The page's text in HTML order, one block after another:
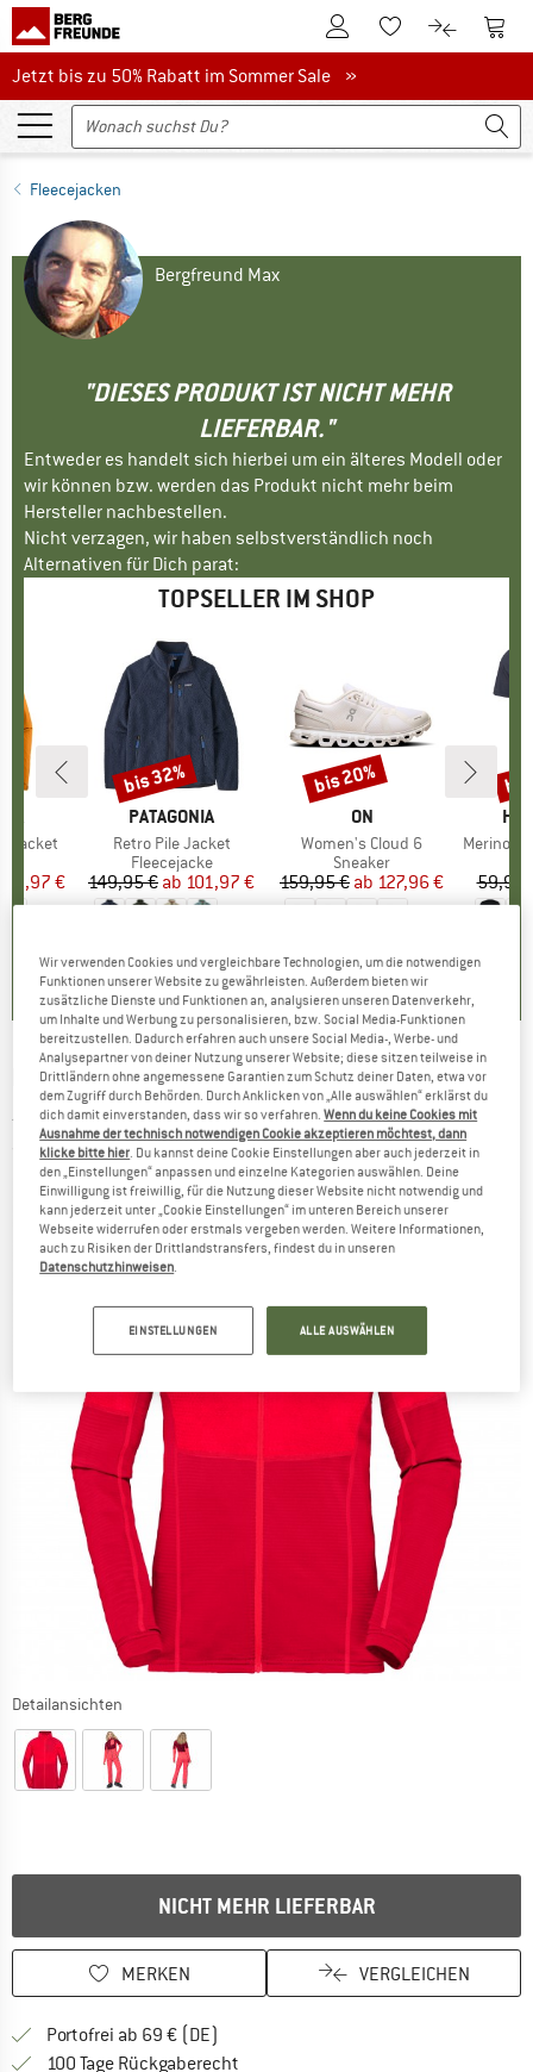
Zum KundenkontoZum Merkzettel.
Zum Zum
Jetzt bis zu 50% Rabatt im Sommer Sale
Jetzt bis zu 50% Rabatt im Sommer Sale »
Fleecejacken
Bergfreund Max
"DIESES PRODUKT IST NICHT MEHR
LIEFERBAR."
Entweder es handelt sich hierbei um ein älteres Modell oder
wir können bzw. werden das Produkt nicht mehr beim
Hersteller nachbestellen.
Nicht verzagen, wir haben selbstverständlich noch
Alternativen für Dich parat:
TOPSELLER IM SHOP
Jacket
Preis
€
MARKE
PATAGONIA
Artikel
Retro Pile Jacket
Produktgruppe
Fleecejacke
Preis
149,95 € reduzierter Preis
ab 101,97 €
Rabatt
bis 32%
MARKE
ON
Artikel
Women's Cloud 6
Produktgruppe
Sneaker
Preis
159,95 € reduzierter Preis
ab 127,96 €
Rabatt
bis 20%
Artikel
MerinoMix150
59,95
NORRØNA - Women's Lyngen Alpha90 Raw
Jacket - Fleecejacke
(0)
Detailansichten
NICHT MEHR LIEFERBAR
MERKEN VERGLEICHEN
Portofrei ab 69 € (DE)
100 Tage Rückgaberecht
Wir verwenden Cookies und vergleichbare Technologien, um die notwendigen
Funktionen unserer Website zu gewährleisten. Außerdem bieten wir
zusätzliche Dienste und Funktionen an, analysieren unseren Datenverkehr,
um Inhalte und Werbung zu personalisieren, bzw. Social Media-Funktionen
bereitzustellen. Dadurch erfahren auch unsere Social Media-, Werbe- und
Analysepartner von deiner Nutzung unserer Website; diese sitzen teilweise in
Drittländern ohne angemessene Garantien zum Schutz deiner Daten, etwa vor
dem Zugriff durch Behörden. Durch Anklicken von „Alle auswählen“ erklärst du
dich damit einverstanden, dass wir so verfahren.Wenn du keine Cookies mit
Ausnahme der technisch notwendigen Cookie akzeptieren möchtest, dann
klicke bitte hier. Du kannst deine Cookie Einstellungen aber auch jederzeit in
den „Einstellungen“ anpassen und einzelne Kategorien auswählen. Deine
Einwilligung ist freiwillig, für die Nutzung dieser Website nicht notwendig und
kann jederzeit unter „Cookie Einstellungen“ im unteren Bereich unserer
Webseite widerrufen oder erstmals vergeben werden. Weitere Informationen,
auch zu Risiken der Drittlandstransfers, findest du in unseren
Datenschutzhinweisen.
EINSTELLUNGEN ALLE AUSWÄHLEN